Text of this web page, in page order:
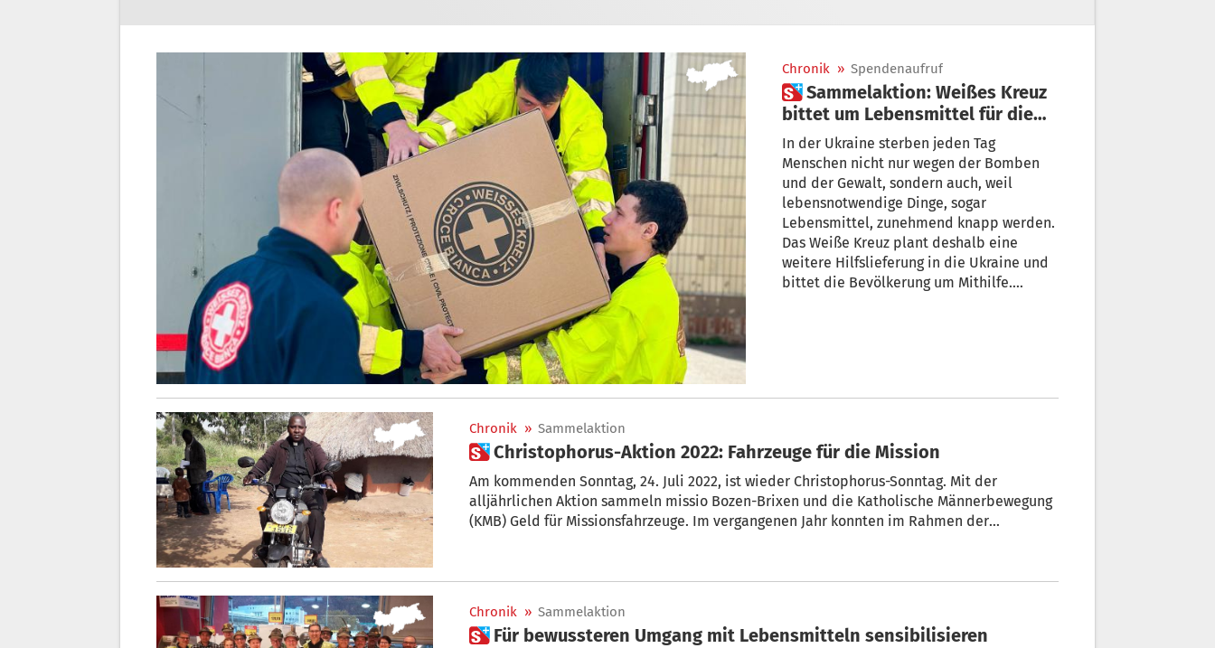
Chronik » Spendenaufruf
 Sammelaktion: Weißes Kreuz
bittet um Lebensmittel für die
Ukraine
In der Ukraine sterben jeden Tag
Menschen nicht nur wegen der Bomben
und der Gewalt, sondern auch, weil
lebensnotwendige Dinge, sogar
Lebensmittel, zunehmend knapp werden.
Das Weiße Kreuz plant deshalb eine
weitere Hilfslieferung in die Ukraine und
bittet die Bevölkerung um Mithilfe.
Chronik » Sammelaktion
 Christophorus-Aktion 2022: Fahrzeuge für die Mission
Am kommenden Sonntag, 24. Juli 2022, ist wieder Christophorus-Sonntag. Mit der
alljährlichen Aktion sammeln missio Bozen-Brixen und die Katholische Männerbewegung
(KMB) Geld für Missionsfahrzeuge. Im vergangenen Jahr konnten im Rahmen der
Chronik » Sammelaktion
 Für bewussteren Umgang mit Lebensmitteln sensibilisieren